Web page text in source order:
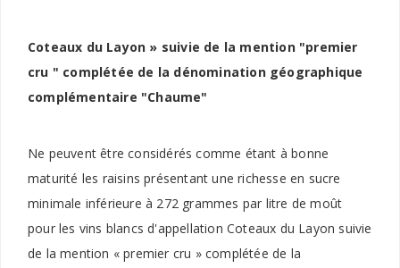
Coteaux du Layon » suivie de la mention "premier
cru " complétée de la dénomination géographique
complémentaire "Chaume"
Ne peuvent être considérés comme étant à bonne
maturité les raisins présentant une richesse en sucre
minimale inférieure à 272 grammes par litre de moût
pour les vins blancs d'appellation Coteaux du Layon suivie
de la mention « premier cru » complétée de la